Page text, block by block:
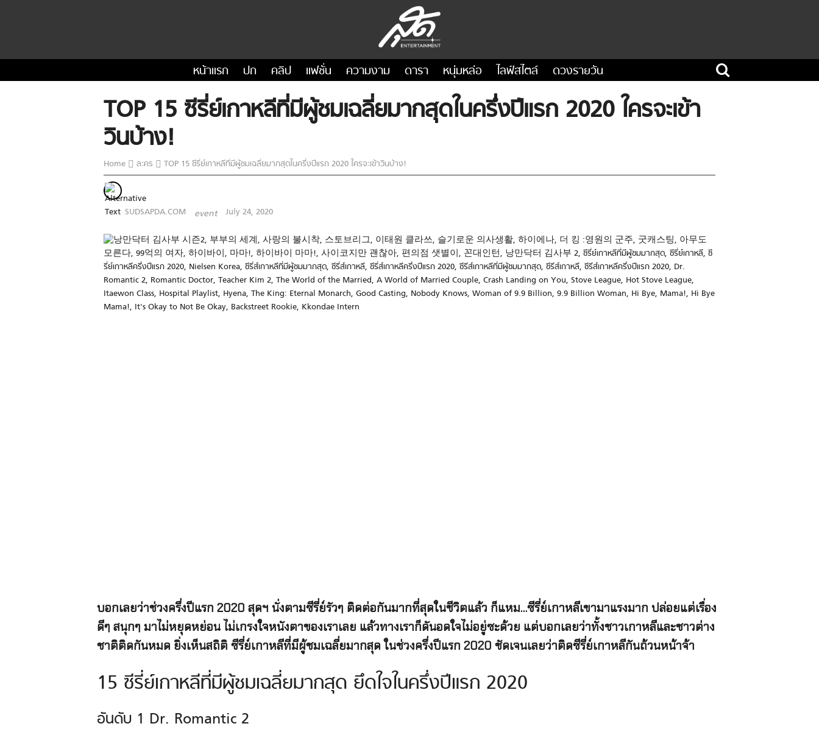
หน้าแรก ปก คลิป แฟชั่น ความงาม ดารา หนุ่มหล่อ ไลฟ์สไตล์ ดวงรายวัน
TOP 15 ซีรี่ย์เกาหลีที่มีผู้ชมเฉลี่ยมากสุดในครึ่งปีแรก 2020 ใครจะเข้า
วินบ้าง!
Home ละคร TOP 15 ซีรี่ย์เกาหลีที่มีผู้ชมเฉลี่ยมากสุดในครึ่งปีแรก 2020 ใครจะเข้าวินบ้าง!
SUDSAPDA.COM event July 24, 2020
บอกเลยว่าช่วงครึ่งปีแรก 2020 สุดฯ นั่งตามซีรี่ย์รัวๆ ติดต่อกันมากที่สุดในชีวิตแล้ว ก็แหม…ซีรี่ย์เกาหลีเขามาแรงมาก ปล่อยแต่เรื่อง
ดีๆ สนุกๆ มาไม่หยุดหย่อน ไม่เกรงใจหนังตาของเราเลย แล้วทางเราก็ดันอดใจไม่อยู่ซะด้วย แต่บอกเลยว่าทั้งชาวเกาหลีและชาวต่าง
ชาติติดกันหมด ยิ่งเห็นสถิติ ซีรี่ย์เกาหลีที่มีผู้ชมเฉลี่ยมากสุด ในช่วงครึ่งปีแรก 2020 ชัดเจนเลยว่าติดซีรี่ย์เกาหลีกันถ้วนหน้าจ้า
15 ซีรี่ย์เกาหลีที่มีผู้ชมเฉลี่ยมากสุด ยึดใจในครึ่งปีแรก 2020
อันดับ 1 Dr. Romantic 2